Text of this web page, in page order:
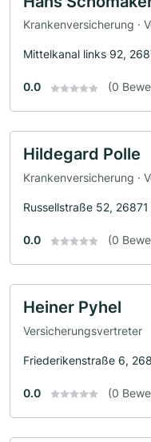
Krankenversicherung ·
Mittelkanal links 92,
0.0 (0
Hildegard Polle
Krankenversicherung ·
Russellstraße 52,
0.0 (0
Heiner Pyhel
Versicherungsvertreter
Friederikenstraße 6,
0.0 (0